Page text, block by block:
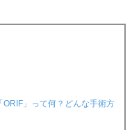
」って何？どんな手術方